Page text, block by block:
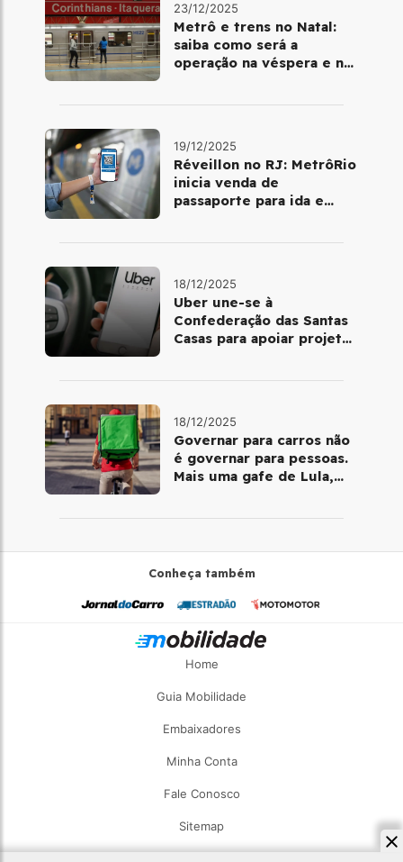
23/12/2025
Metrô e trens no Natal:
saiba como será a
operação na véspera e no
19/12/2025
Réveillon no RJ: MetrôRio
inicia venda de
passaporte para ida e
18/12/2025
Uber une-se à
Confederação das Santas
Casas para apoiar projetos
18/12/2025
Governar para carros não
é governar para pessoas.
Mais uma gafe de Lula,
Conheça também
Home
Guia Mobilidade
Embaixadores
Minha Conta
Fale Conosco
Sitemap